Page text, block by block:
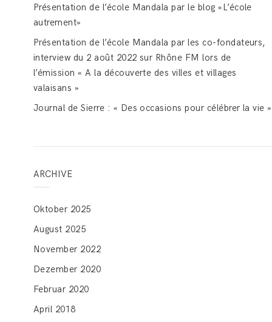
Présentation de l’école Mandala par le blog «L’école
autrement»
Présentation de l’école Mandala par les co-fondateurs,
interview du 2 août 2022 sur Rhône FM lors de
l’émission « A la découverte des villes et villages
valaisans »
Journal de Sierre : « Des occasions pour célébrer la vie »
ARCHIVE
Oktober 2025
August 2025
November 2022
Dezember 2020
Februar 2020
April 2018